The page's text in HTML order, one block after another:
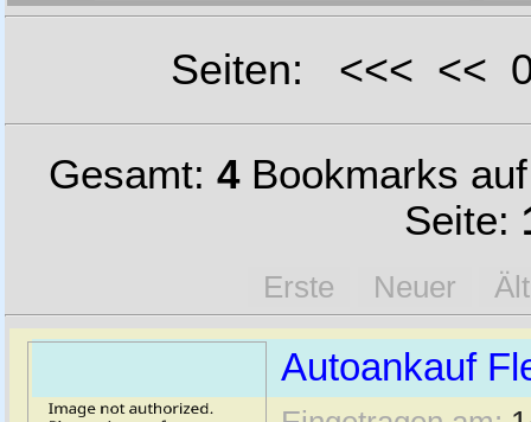
Seiten: <<< <<
Gesamt: 4Bookmarks
Seite:
Erste Neuer
Autoankauf